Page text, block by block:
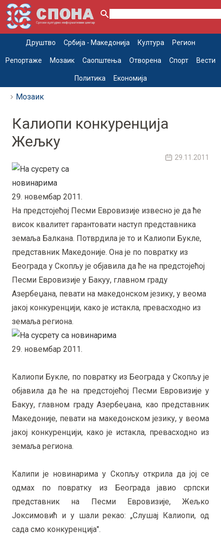
Друштво Србија - Македонија Култура Регион
Репортаже Мозаик Саопштења Отворена Спорт Вести
Политика Економија
Мозаик
Калиопи конкуренција
Жељку
29.11.2011
29. новембар 2011.
На предстојећој Песми Евровизије извесно је да ће
висок квалитет гарантовати наступ представника
земаља Балкана. Потврдила је то и Калиопи Букле,
представник Македоније. Она је по повратку из
Београда у Скопљу је објавила да ће на предстојећој
Песми Евровизије у Бакуу, главном граду
Азербеџана, певати на македонском језику, у веома
јакој конкуренцији, како је истакла, превасходно из
земаља региона.
29. новембар 2011.
Калиопи Букле, по повратку из Београда у Скопљу је
објавила да ће на предстојећој Песми Евровизије у
Бакуу, главном граду Азербеџана, као представник
Македоније, певати на македонском језику, у веома
јакој конкуренцији, како је истакла, превасходно из
земаља региона.
Калипи је новинарима у Скопљу открила да јој се
одмах по повратку из Београда јавио српски
представник на Песми Евровизије, Жељко
Јоксимовић и у шали рекао: „Слушај Калиопи, од
сада смо конкуренција".